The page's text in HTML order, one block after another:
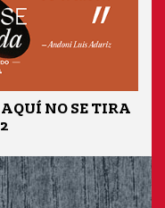
NO SE TIRA